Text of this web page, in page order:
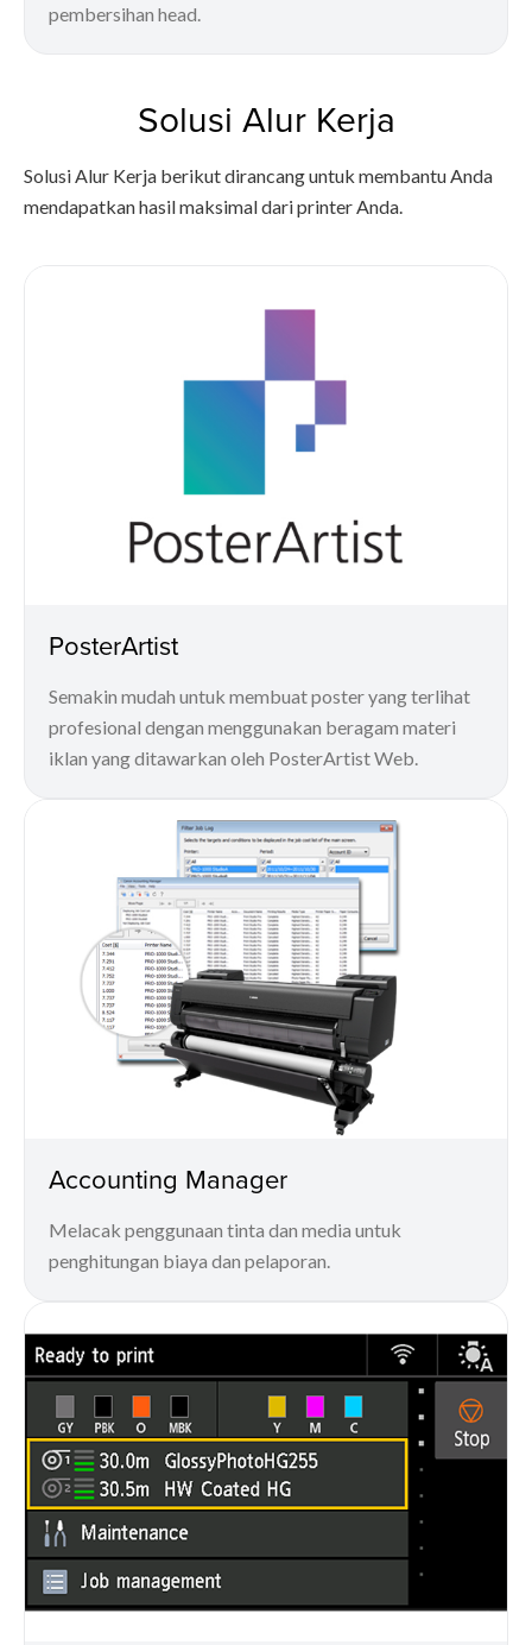
pembersihan head.
Solusi Alur Kerja
Solusi Alur Kerja berikut dirancang untuk membantu Anda
mendapatkan hasil maksimal dari printer Anda.
PosterArtist
Semakin mudah untuk membuat poster yang terlihat
profesional dengan menggunakan beragam materi
iklan yang ditawarkan oleh PosterArtist Web.
Accounting Manager
Melacak penggunaan tinta dan media untuk
penghitungan biaya dan pelaporan.